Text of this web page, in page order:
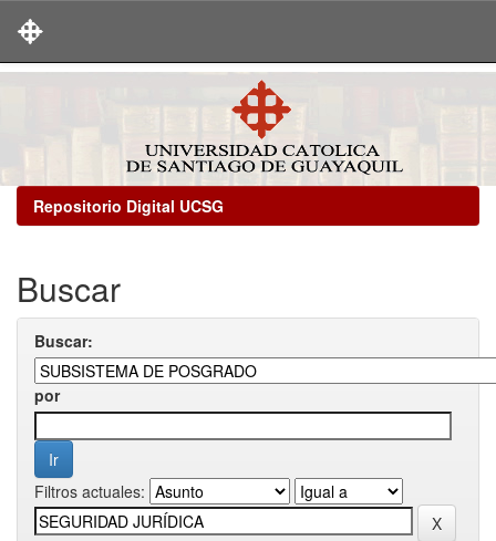
Repositorio Digital UCSG
Buscar
Buscar:
por
Filtros actuales: